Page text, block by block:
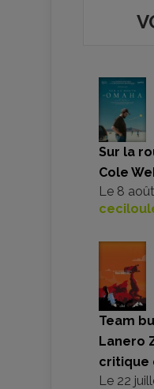
Sur la
Cole
Le 8
Team
Lanero
critique
Le 22